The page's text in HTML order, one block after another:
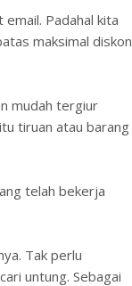
Padahal kita
maksimal diskon
mudah tergiur
tiruan atau barang
telah bekerja
Tak perlu
untung. Sebagai